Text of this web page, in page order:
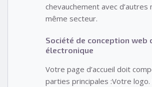
chevauchement avec d’autres
même secteur.
Société de conception web
électronique
Votre page d’accueil doit
parties principales :Votre logo.